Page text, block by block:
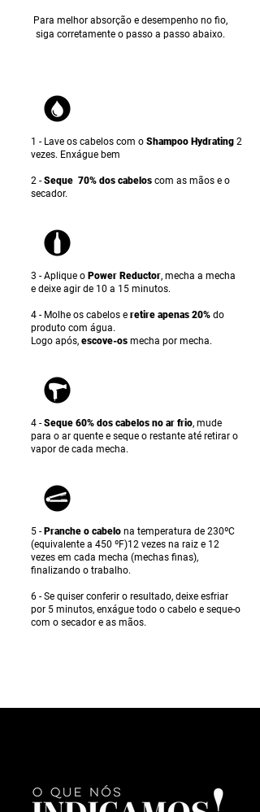
Para melhor absorção e desempenho no fio,
siga corretamente o passo a passo abaixo.
1 - Lave os cabelos com o Shampoo Hydrating 2
vezes. Enxágue bem
2 - Seque 70% dos cabelos com as mãos e o
secador.
3 - Aplique o Power Reductor, mecha a mecha
e deixe agir de 10 a 15 minutos.
4 - Molhe os cabelos e retire apenas 20% do
produto com água.
Logo após, escove-os mecha por mecha.
4 - Seque 60% dos cabelos no ar frio, mude
para o ar quente e seque o restante até retirar o
vapor de cada mecha.
5 - Pranche o cabelo na temperatura de 230ºC
(equivalente a 450 ºF)12 vezes na raiz e 12
vezes em cada mecha (mechas finas),
finalizando o trabalho.
6 - Se quiser conferir o resultado, deixe esfriar
por 5 minutos, enxágue todo o cabelo e seque-o
com o secador e as mãos.